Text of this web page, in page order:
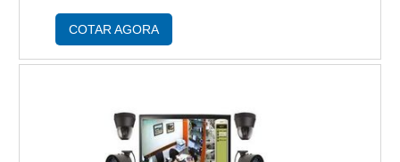
comércios e industrias em geral. Adquirindo o
CFTV com a X-Ene....
COTAR AGORA